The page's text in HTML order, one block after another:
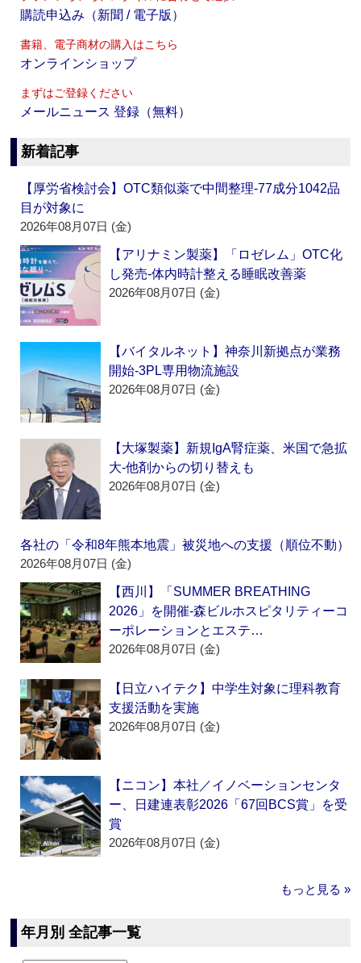
購読申込み（新聞 / 電子版）
書籍、電子商材の購入はこちら
オンラインショップ
まずはご登録ください
メールニュース 登録（無料）
新着記事
【厚労省検討会】OTC類似薬で中間整理‐77成分1042品
目が対象に
2026年08月07日 (金)
【アリナミン製薬】「ロゼレム」OTC化
し発売‐体内時計整える睡眠改善薬
2026年08月07日 (金)
【バイタルネット】神奈川新拠点が業務
開始‐3PL専用物流施設
2026年08月07日 (金)
【大塚製薬】新規IgA腎症薬、米国で急拡
大‐他剤からの切り替えも
2026年08月07日 (金)
各社の「令和8年熊本地震」被災地への支援（順位不動）
2026年08月07日 (金)
【西川】「SUMMER BREATHING
2026」を開催‐森ビルホスピタリティーコ
ーポレーションとエステ…
2026年08月07日 (金)
【日立ハイテク】中学生対象に理科教育
支援活動を実施
2026年08月07日 (金)
【ニコン】本社／イノベーションセンタ
ー、日建連表彰2026「67回BCS賞」を受
賞
2026年08月07日 (金)
もっと見る »
年月別 全記事一覧